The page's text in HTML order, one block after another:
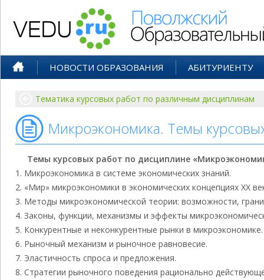
НОВОСТИ ОБРАЗОВАНИЯ АБИТУРИЕНТУ
Тематика курсовых работ по различным дисциплинам
Микроэкономика. Темы
Темы курсовых работ по дисциплине «
Микроэкономика в системе экономических знаний.
«Мир» микроэкономики в экономических концепциях XX
Методы микроэкономической теории: возможности,
Законы, функции, механизмы и эффекты
Конкурентные и неконкурентные рынки в микроэкономике.
Рыночный механизм и рыночное равновесие.
Эластичность спроса и предложения.
Стратегии рыночного поведения рационально